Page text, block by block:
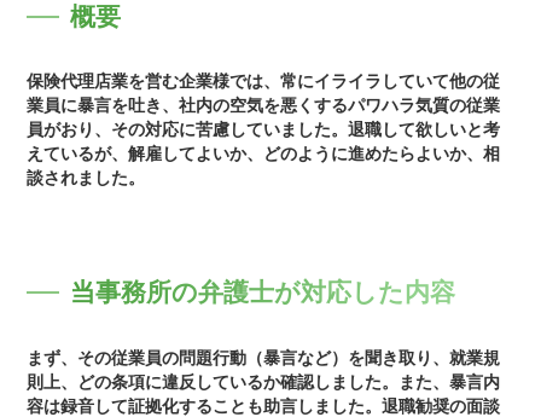
概要
保険代理店業を営む企業様では、常にイライラしていて他の従
業員に暴言を吐き、社内の空気を悪くするパワハラ気質の従業
員がおり、その対応に苦慮していました。退職して欲しいと考
えているが、解雇してよいか、どのように進めたらよいか、相
談されました。
当事務所の弁護士が対応した内容
まず、その従業員の問題行動（暴言など）を聞き取り、就業規
則上、どの条項に違反しているか確認しました。また、暴言内
容は録音して証拠化することも助言しました。退職勧奨の面談